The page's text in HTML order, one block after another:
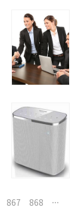
867 868 ···